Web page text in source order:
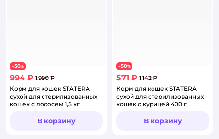
−50%
994 ₽ 1 990 ₽
Корм для кошек STATERA
сухой для стерилизованных
кошек с лососем 1,5 кг
В корзину
−50%
571 ₽ 1 142 ₽
Корм для кошек STATERA
сухой для стерилизованных
кошек с курицей 400 г
В корзину